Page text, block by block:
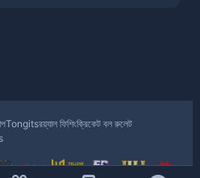
Tongitsরয়্যাল ফিশিংক্রিকেট বল রুলেট